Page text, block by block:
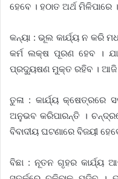
ହେବେ । ହଠାତ ଅର୍ଥ ମିଳିପାରେ ।
କନ୍ୟା : ଭୂଲ କାର୍ଯ୍ୟ ନ କରି
କର୍ମ ଲକ୍ଷ ପୂରଣ ହେବ ।
ପ୍ରଦ୍ୟୁଷଣ ମୁକ୍ତ ରହିବ । ଆଜି
ତୁଳା : କାର୍ଯ୍ୟ କ୍ଷେତ୍ରରେ
ଅନୁଭବ କରିପାରନ୍ତି ।
ବିବାଦୀୟ ଘଟଣାରେ ବିଜୟୀ
ବିଛା : ନୂତନ ଗୃହର କାର୍ଯ୍ୟ